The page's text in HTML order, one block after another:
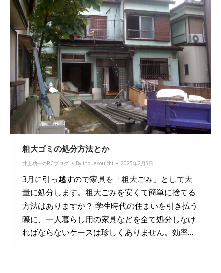
粗大ゴミの処分方法とか
井上功一のRCブログ By inouekouichi 2025年2月5日
3月に引っ越すので家具を「粗大ごみ」として大
量に処分します。粗大ごみを安くて簡単に捨てる
方法はありますか？ 学生時代の住まいを引き払う
際に、一人暮らし用の家具などを全て処分しなけ
ればならないケースは珍しくありません。効率…